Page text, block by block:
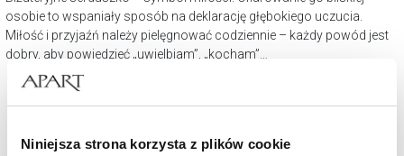
Niniejsza strona korzysta z plików cookie
osobie to wspaniały sposób na deklarację głębokiego uczucia.
Miłość i przyjaźń należy pielęgnować codziennie – każdy powód jest
dobry, aby powiedzieć „uwielbiam”, „kocham”…